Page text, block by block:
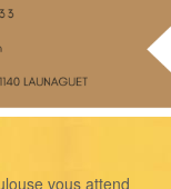
vous attend